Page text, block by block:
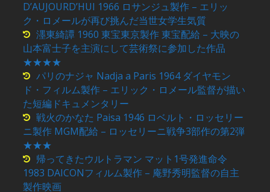
D’AUJOURD’HUI 1966 ロサンジュ製作 – エリッ
ク・ロメールが再び挑んだ当世女学生気質
濹東綺譚 1960 東宝東京製作 東宝配給 – 大映の
山本富士子を主演にして芸術祭に参加した作品
★★★★
パリのナジャ Nadja a Paris 1964 ダイヤモン
ド・フィルム製作 – エリック・ロメール監督が描い
た短編ドキュメンタリー
戦火のかなた Paisa 1946 ロベルト・ロッセリー
ニ製作 MGM配給 – ロッセリーニ戦争3部作の第2弾
★★★
帰ってきたウルトラマン マット1号発進命令
1983 DAICONフィルム製作 – 庵野秀明監督の自主
製作映画